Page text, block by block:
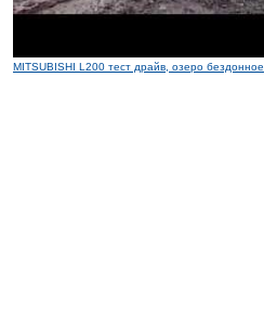
MITSUBISHI L200 тест драйв, озеро бездонное